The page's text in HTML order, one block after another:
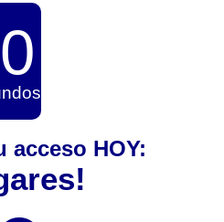
acceso HOY: